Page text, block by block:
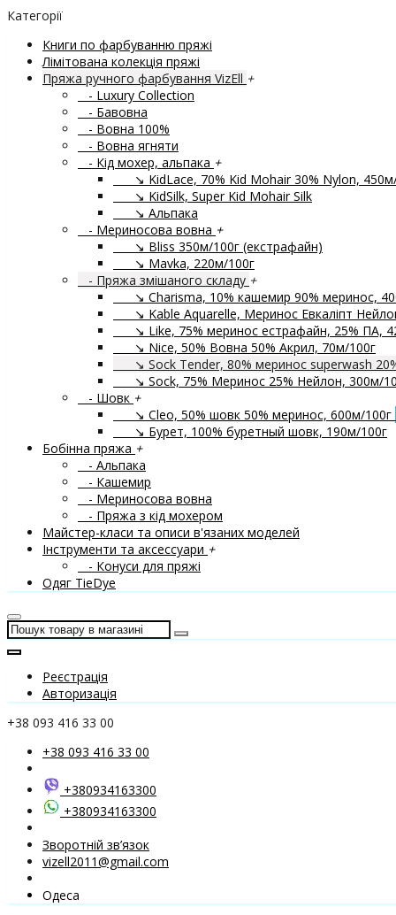
Категорії
Книги по фарбуванню пряжі
Лімітована колекція пряжі
Пряжа ручного фарбування VizEll +
- Luxury Collection
- Бавовна
- Вовна 100%
- Вовна ягняти
- Кід мохер, альпака +
↘ KidLace, 70% Kid Mohair 30% Nylon,
↘ KidSilk, Super Kid Mohair Silk
↘ Альпака
- Мериносова вовна +
↘ Bliss 350м/100г (екстрафайн)
↘ Mavka, 220м/100г
- Пряжа змішаного складу +
↘ Charisma, 10% кашемир 90% меринос,
↘ Kable Aquarelle, Меринос Евкаліпт
↘ Like, 75% меринос естрафайн, 25% ПА,
↘ Nice, 50% Вовна 50% Акрил, 70м/100г
↘ Sock Tender, 80% меринос superwash
↘ Sock, 75% Меринос 25% Нейлон, 300м/
- Шовк +
↘ Cleo, 50% шовк 50% меринос, 600м/100г
↘ Бурет, 100% буретный шовк, 190м/100г
Бобінна пряжа +
- Альпака
- Кашемир
- Мериносова вовна
- Пряжа з кід мохером
Майстер-класи та описи в'язаних моделей
Інструменти та аксессуари +
- Конуси для пряжі
Одяг TieDye
Реєстрація
Авторизація
+38 093 416 33 00
+38 093 416 33 00
+380934163300
+380934163300
Зворотній зв’язок
vizell2011@gmail.com
Одеса